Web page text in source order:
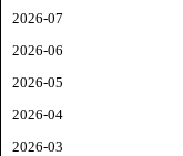
2026-07
2026-06
2026-05
2026-04
2026-03